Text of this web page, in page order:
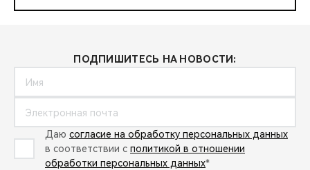
ПОДПИШИТЕСЬ НА НОВОСТИ:
Даю согласие на обработку персональных данных
в соответствии с политикой в отношении
обработки персональных данных*